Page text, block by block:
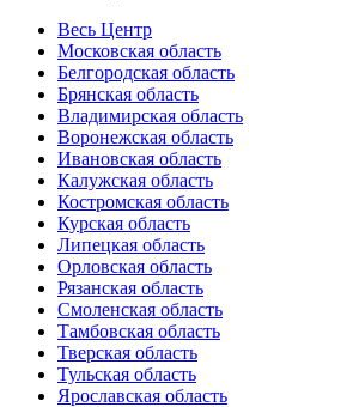
Весь Центр
Московская область
Белгородская область
Брянская область
Владимирская область
Воронежская область
Ивановская область
Калужская область
Костромская область
Курская область
Липецкая область
Орловская область
Рязанская область
Смоленская область
Тамбовская область
Тверская область
Тульская область
Ярославская область